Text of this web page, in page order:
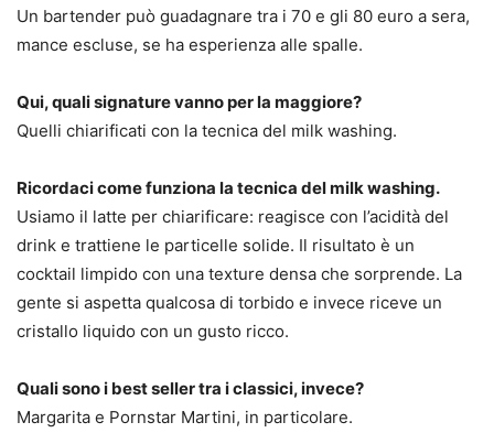
Un bartender può guadagnare tra i 70 e gli 80 euro a sera,
mance escluse, se ha esperienza alle spalle.
Qui, quali signature vanno per la maggiore?
Quelli chiarificati con la tecnica del milk washing.
Ricordaci come funziona la tecnica del milk washing.
Usiamo il latte per chiarificare: reagisce con l’acidità del
drink e trattiene le particelle solide. Il risultato è un
cocktail limpido con una texture densa che sorprende. La
gente si aspetta qualcosa di torbido e invece riceve un
cristallo liquido con un gusto ricco.
Quali sono i best seller tra i classici, invece?
Margarita e Pornstar Martini, in particolare.